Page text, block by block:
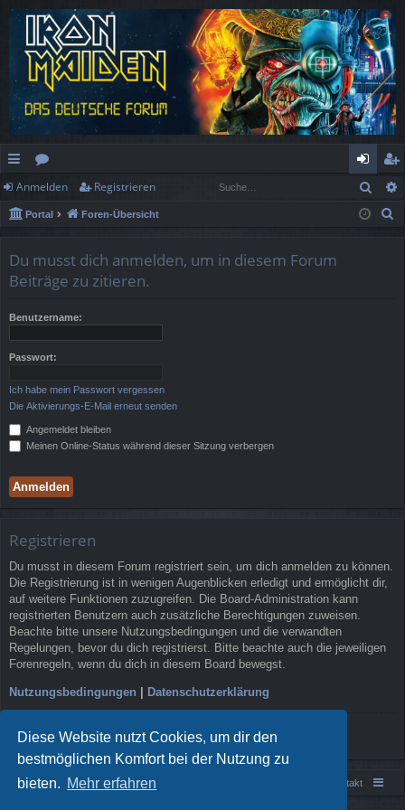
Diese Website nutzt Cookies, um dir den
bestmöglichen Komfort bei der Nutzung zu
bieten. Mehr erfahren
ch
ne
ug
f
or
en
n
m
eg
ist
Anmelden Registrieren
Portal Foren-Übersicht
Du musst dich anmelden, um in diesem Forum
Beiträge zu zitieren.
Benutzername:
Passwort:
Ich habe mein Passwort vergessen
Die Aktivierungs-E-Mail erneut senden
Angemeldet bleiben
Meinen Online-Status während dieser Sitzung verbergen
Registrieren
Du musst in diesem Forum registriert sein, um dich anmelden zu können.
Die Registrierung ist in wenigen Augenblicken erledigt und ermöglicht dir,
auf weitere Funktionen zuzugreifen. Die Board-Administration kann
registrierten Benutzern auch zusätzliche Berechtigungen zuweisen.
Beachte bitte unsere Nutzungsbedingungen und die verwandten
Regelungen, bevor du dich registrierst. Bitte beachte auch die jeweiligen
Forenregeln, wenn du dich in diesem Board bewegst.
Nutzungsbedingungen | Datenschutzerklärung
Registrieren
Portal Foren-Übersicht Kontakt